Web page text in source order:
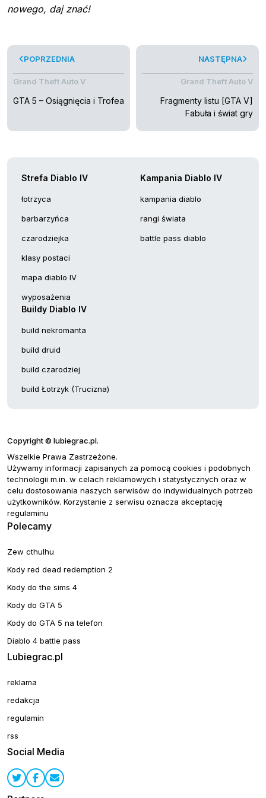
nowego, daj znać!
POPRZEDNIA
Grand Theft Auto V
GTA 5 – Osiągnięcia i Trofea
NASTĘPNA
Grand Theft Auto V
Fragmenty listu [GTA V]
Fabuła i świat gry
Strefa Diablo IV
łotrzyca
barbarzyńca
czarodziejka
klasy postaci
mapa diablo IV
wyposażenia
Kampania Diablo IV
kampania diablo
rangi świata
battle pass diablo
Buildy Diablo IV
build nekromanta
build druid
build czarodziej
build Łotrzyk (Trucizna)
Copyright © lubiegrac.pl.
Wszelkie Prawa Zastrzeżone.
Używamy informacji zapisanych za pomocą cookies i podobnych
technologii m.in. w celach reklamowych i statystycznych oraz w
celu dostosowania naszych serwisów do indywidualnych potrzeb
użytkowników. Korzystanie z serwisu oznacza akceptację
regulaminu
Polecamy
Zew cthulhu
Kody red dead redemption 2
Kody do the sims 4
Kody do GTA 5
Kody do GTA 5 na telefon
Diablo 4 battle pass
Lubiegrac.pl
reklama
redakcja
regulamin
rss
Social Media